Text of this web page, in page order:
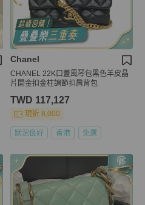
Chanel
CHANEL 22K口蓋風琴包黑色羊皮晶
片開金扣金柱調節扣肩背包
TWD 117,127
現折 8,000
狀況良好 香港 免運